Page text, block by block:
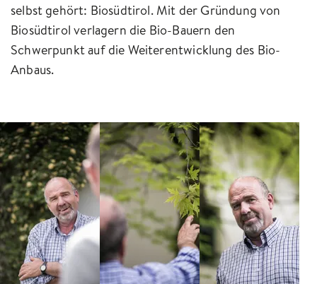
selbst gehört: Biosüdtirol. Mit der Gründung von
Biosüdtirol verlagern die Bio-Bauern den
Schwerpunkt auf die Weiterentwicklung des Bio-
Anbaus.